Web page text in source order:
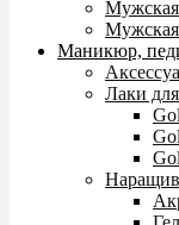
Маникюр,
Лаки